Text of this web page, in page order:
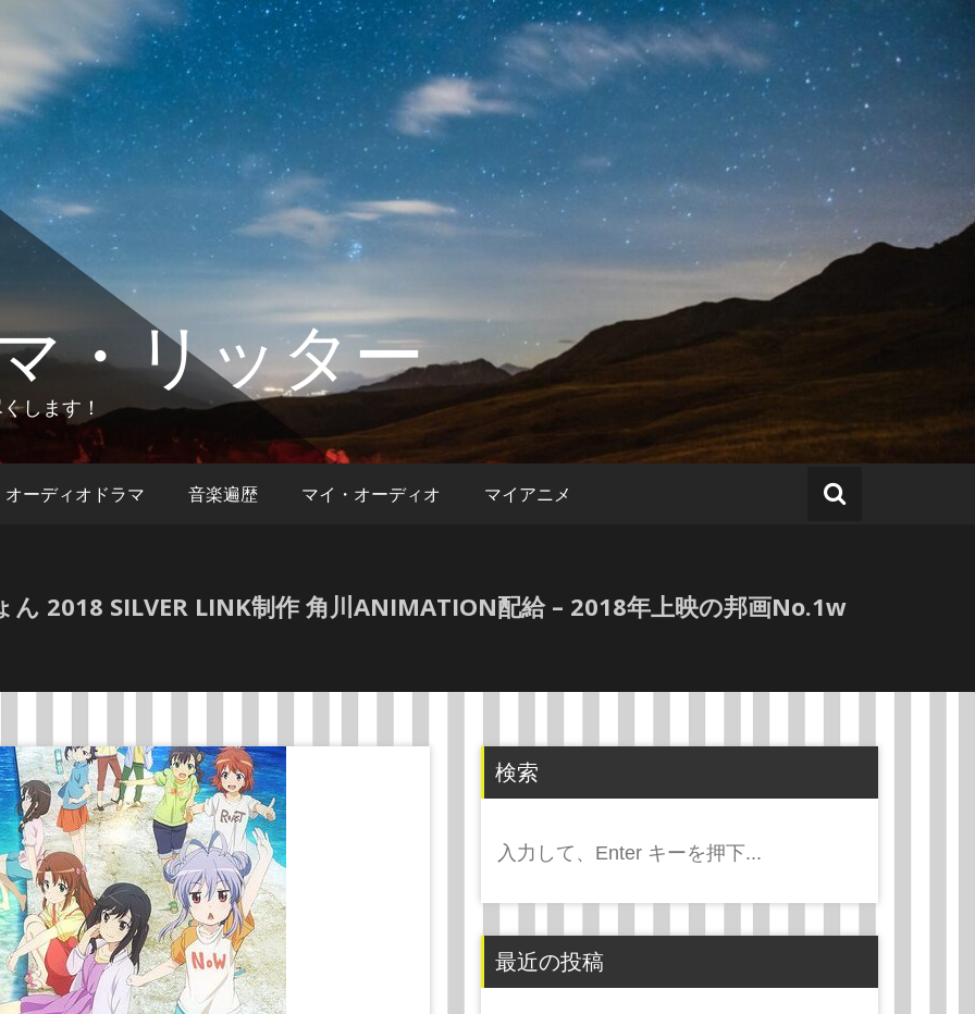
・リッター
ます！
オーディオドラマ 音楽遍歴 マイ・オーディオ マイアニメ
ん 2018 SILVER LINK制作 角川ANIMATION配給 – 2018年上映の邦画No.1w
検索
索:
最近の投稿